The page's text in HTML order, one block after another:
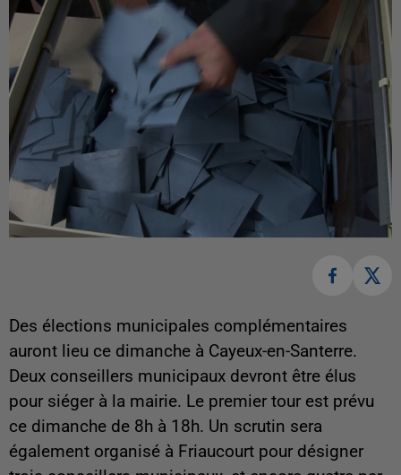
Des élections municipales complémentaires
auront lieu ce dimanche à Cayeux-en-Santerre.
Deux conseillers municipaux devront être élus
pour siéger à la mairie. Le premier tour est prévu
ce dimanche de 8h à 18h. Un scrutin sera
également organisé à Friaucourt pour désigner